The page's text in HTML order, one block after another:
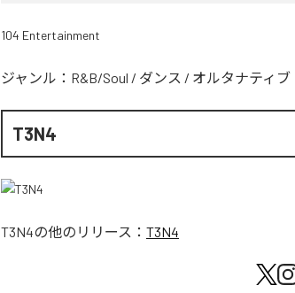
104 Entertainment
ジャンル： R&B/Soul / ダンス / オルタナティブ
T3N4
T3N4の他のリリース： T3N4